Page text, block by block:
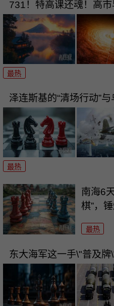
731！特高课还魂！高
最热
泽连斯基的“清场行动”与
最热
南海6
棋”，
最热
东大海军这一手\"普及牌